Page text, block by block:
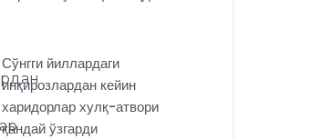
Сўнгги йиллардаги
инқирозлардан кейин
харидорлар хулқ-атвори
қандай ўзгарди